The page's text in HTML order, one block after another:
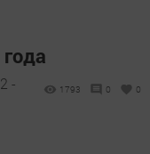
-
1793 0 0